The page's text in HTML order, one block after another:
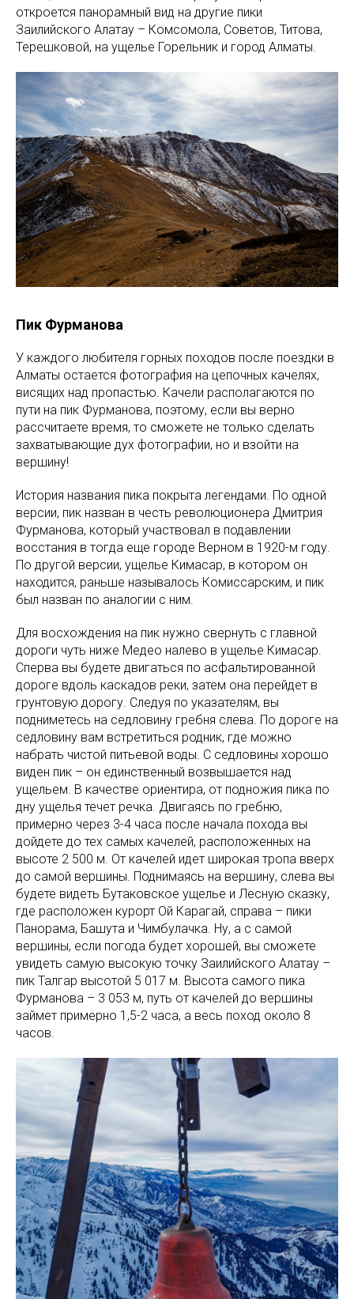
откроется панорамный вид на другие пики
Заилийского Алатау – Комсомола, Советов, Титова,
Терешковой, на ущелье Горельник и город Алматы.
Пик Фурманова
У каждого любителя горных походов после поездки в
Алматы остается фотография на цепочных качелях,
висящих над пропастью. Качели располагаются по
пути на пик Фурманова, поэтому, если вы верно
рассчитаете время, то сможете не только сделать
захватывающие дух фотографии, но и взойти на
вершину!
История названия пика покрыта легендами. По одной
версии, пик назван в честь революционера Дмитрия
Фурманова, который участвовал в подавлении
восстания в тогда еще городе Верном в 1920-м году.
По другой версии, ущелье Кимасар, в котором он
находится, раньше называлось Комиссарским, и пик
был назван по аналогии с ним.
Для восхождения на пик нужно свернуть с главной
дороги чуть ниже Медео налево в ущелье Кимасар.
Сперва вы будете двигаться по асфальтированной
дороге вдоль каскадов реки, затем она перейдет в
грунтовую дорогу. Следуя по указателям, вы
подниметесь на седловину гребня слева. По дороге на
седловину вам встретиться родник, где можно
набрать чистой питьевой воды. С седловины хорошо
виден пик – он единственный возвышается над
ущельем. В качестве ориентира, от подножия пика по
дну ущелья течет речка. Двигаясь по гребню,
примерно через 3-4 часа после начала похода вы
дойдете до тех самых качелей, расположенных на
высоте 2 500 м. От качелей идет широкая тропа вверх
до самой вершины. Поднимаясь на вершину, слева вы
будете видеть Бутаковское ущелье и Лесную сказку,
где расположен курорт Ой Карагай, справа – пики
Панорама, Башута и Чимбулачка. Ну, а с самой
вершины, если погода будет хорошей, вы сможете
увидеть самую высокую точку Заилийского Алатау –
пик Талгар высотой 5 017 м. Высота самого пика
Фурманова – 3 053 м, путь от качелей до вершины
займет примерно 1,5-2 часа, а весь поход около 8
часов.